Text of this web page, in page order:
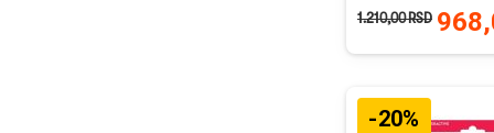
1.210,00RSD
-20%